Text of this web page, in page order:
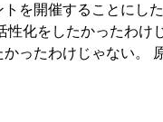
を開催することにし
性化をしたかったわけ
ったわけじゃない。